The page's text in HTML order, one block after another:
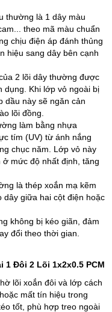
thường là 1 dây màu
theo mã màu chuẩn
chịu điện áp đánh thủng
hiệu sang dây bên cạnh
2 lõi dây thường được
dụng. Khi lớp vỏ ngoài bị
dầu này sẽ ngăn cản
lõi đồng.
làm bằng nhựa
tím (UV) từ ánh nắng
chục năm. Lớp vỏ này
mức độ nhất định, tăng
là thép xoắn mạ kẽm
dây giữa hai cột điện hoặc
không bị kéo giãn, đảm
đổi theo thời gian.
1 Đôi 2 Lõi 1x2x0.5 PCM
lõi xoắn đôi và lớp cách
mất tín hiệu trong
tốt, phù hợp treo ngoài